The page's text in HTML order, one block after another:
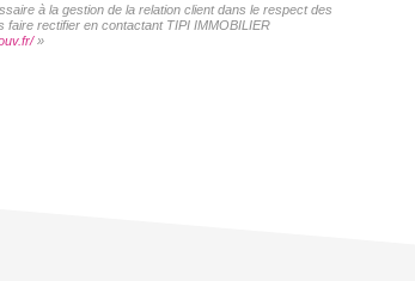
à la gestion de la relation client dans le respect des
rectifier en contactant TIPI IMMOBILIER
»